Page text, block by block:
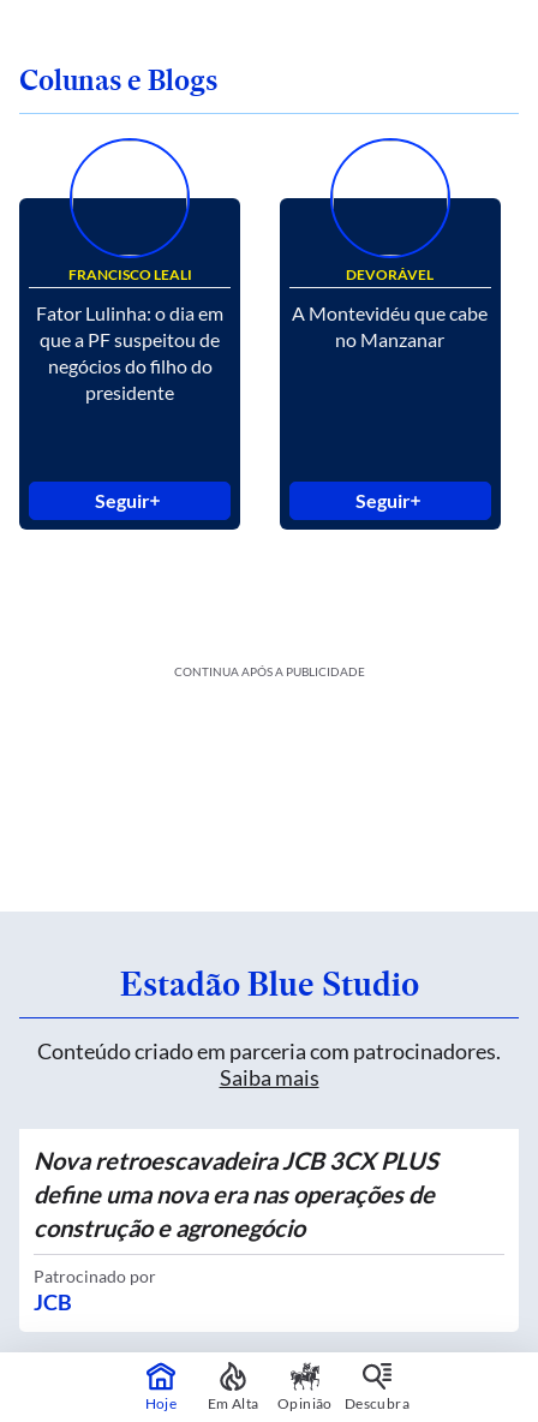
Colunas e Blogs
FRANCISCO LEALI
Fator Lulinha: o dia em
que a PF suspeitou de
negócios do filho do
presidente
Seguir
DEVORÁVEL
A Montevidéu que cabe
no Manzanar
Seguir
CONTINUA APÓS A PUBLICIDADE
Estadão Blue Studio
Conteúdo criado em parceria com patrocinadores.
Saiba mais
Nova retroescavadeira JCB 3CX PLUS
define uma nova era nas operações de
construção e agronegócio
Patrocinado por
JCB
Quatro novos Bosques Urbanos recebem
Hoje Em Alta Opinião Descubra